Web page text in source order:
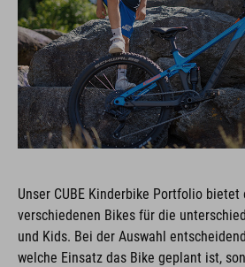
Unser CUBE Kinderbike Portfolio
verschiedenen Bikes für die
und Kids. Bei der Auswahl
welche Einsatz das Bike geplant ist,